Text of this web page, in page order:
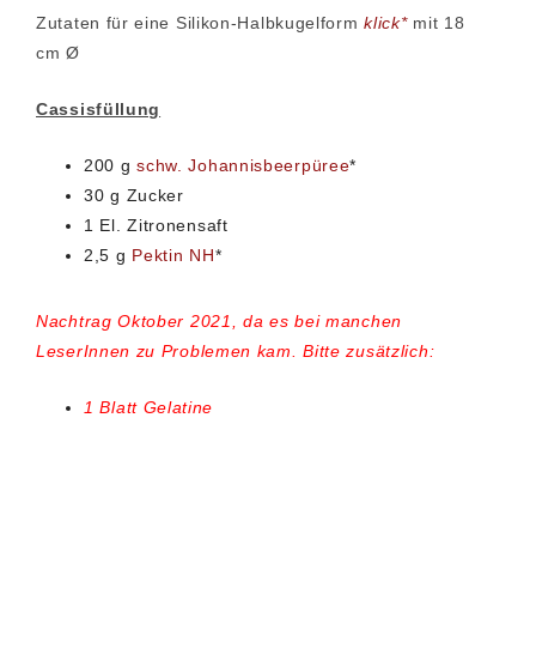
Zutaten für eine Silikon-Halbkugelformklick*mit 18
cm Ø
Cassisfüllung
200 gschw. Johannisbeerpüree*
30 g Zucker
1 El. Zitronensaft
2,5 g Pektin NH*
Nachtrag Oktober 2021, da es bei manchen
LeserInnen zu Problemen kam. Bitte zusätzlich:
1 Blatt Gelatine